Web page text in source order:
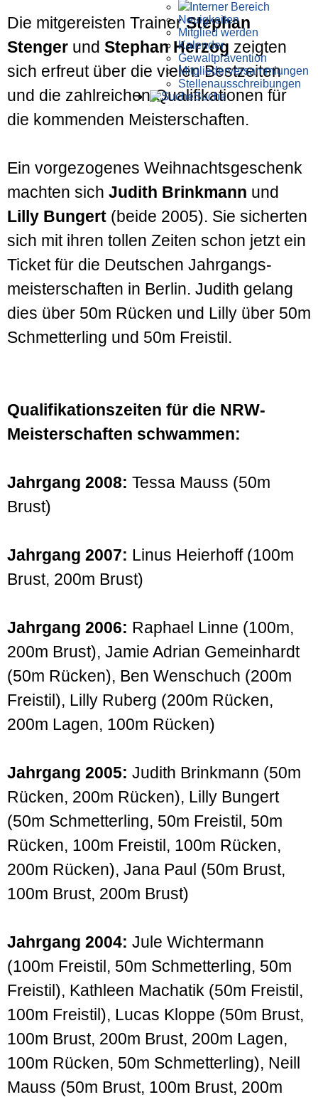
Interner Bereich
Neuigkeiten
Mitglied werden
Kalender
Gewaltprävention
Mitglieder­versammlungen
Stellen­aus­schrei­bungen
Suche
Die mitgereisten TrainerStephan
Stenger und Stephan Herzog zeigten
sich er­freut über die vielen Best­zeiten
und die zahl­reichen Quali­fikationen für
die kommenden Meister­schaften.
Ein vor­ge­zogenes Weihnachts­geschenk
machten sich Judith Brink­mann und
Lilly Bungert (beide 2005). Sie sicherten
sich mit ihren tollen Zeiten schon jetzt ein
Ticket für die Deutschen Jahr­gangs­
meister­schaften in Berlin. Judith gelang
dies über 50m Rücken und Lilly über 50m
Schmetterling und 50m Freistil.
Qualifikationszeiten für die NRW-
Meisterschaften schwammen:
Jahrgang 2008: Tessa Mauss (50m
Brust)
Jahrgang 2007: Linus Heierhoff (100m
Brust, 200m Brust)
Jahrgang 2006: Raphael Linne (100m,
200m Brust), Jamie Adrian Gemeinhardt
(50m Rücken), Ben Wenschuch (200m
Freistil), Lilly Ruberg (200m Rücken,
200m Lagen, 100m Rücken)
Jahrgang 2005: Judith Brinkmann (50m
Rücken, 200m Rücken), Lilly Bungert
(50m Schmetterling, 50m Freistil, 50m
Rücken, 100m Freistil, 100m Rücken,
200m Rücken), Jana Paul (50m Brust,
100m Brust, 200m Brust)
Jahrgang 2004: Jule Wichtermann
(100m Freistil, 50m Schmetterling, 50m
Freistil), Kathleen Machatik (50m Freistil,
100m Freistil), Lucas Kloppe (50m Brust,
100m Brust, 200m Brust, 200m Lagen,
100m Rücken, 50m Schmetterling), Neill
Mauss (50m Brust, 100m Brust, 200m